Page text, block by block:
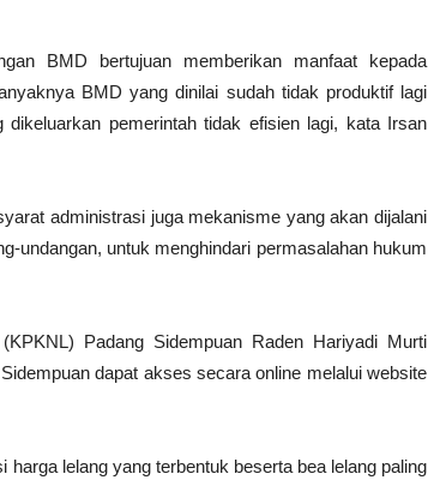
BMD bertujuan memberikan manfaat kepada
BMD yang dinilai sudah tidak produktif lagi
pemerintah tidak efisien lagi, kata Irsan
administrasi juga mekanisme yang akan dijalani
undangan, untuk menghindari permasalahan hukum
Padang Sidempuan Raden Hariyadi Murti
dapat akses secara online melalui website
lelang yang terbentuk beserta bea lelang paling